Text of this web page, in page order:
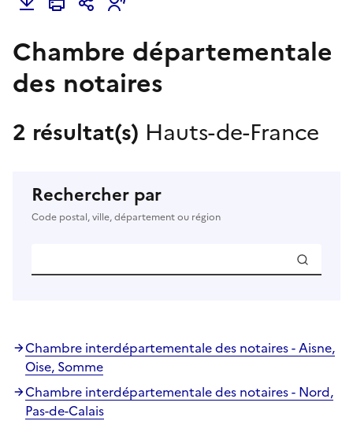
Chambre départementale
des notaires
2 résultat(s) Hauts-de-France
Rechercher par
Code postal, ville, département ou région
Chambre interdépartementale des notaires - Aisne,
Oise, Somme
Chambre interdépartementale des notaires - Nord,
Pas-de-Calais